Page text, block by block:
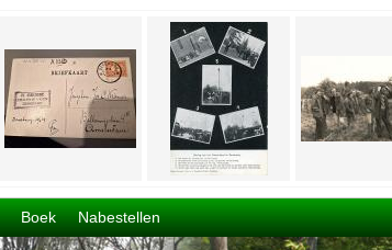
Boek Nabestellen